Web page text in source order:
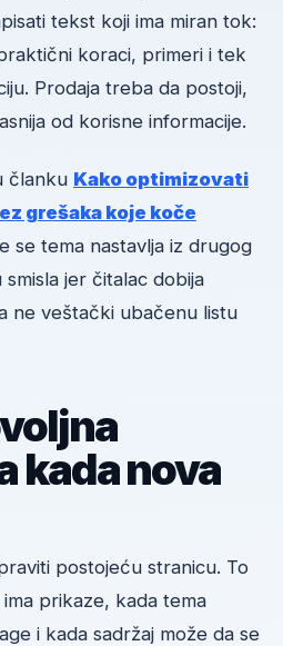
tekst koji ima miran tok:
koraci, primeri i tek
Prodaja treba da postoji,
od korisne informacije.
članku Kako optimizovati
grešaka koje koče
se tema nastavlja iz drugog
smisla jer čitalac dobija
ne veštački ubačenu listu
kada nova
postojeću stranicu. To
prikaze, kada tema
i kada sadržaj može da se